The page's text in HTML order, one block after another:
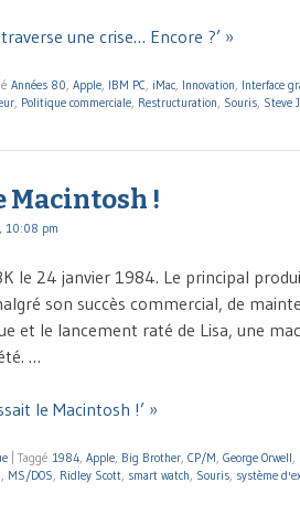
une crise… Encore ?’ »
Années 80, Apple, IBM PC, iMac, Innovation, Interface
, Politique commerciale, Restructuration, Souris, Steve
Macintosh !
10:08 pm
le 24 janvier 1984. Le principal
son succès commercial, de
et le lancement raté de Lisa, une
…
le Macintosh !’ »
Taggé 1984, Apple, Big Brother, CP/M, George Orwell,
, MS/DOS, Ridley Scott, smart watch, Souris, système